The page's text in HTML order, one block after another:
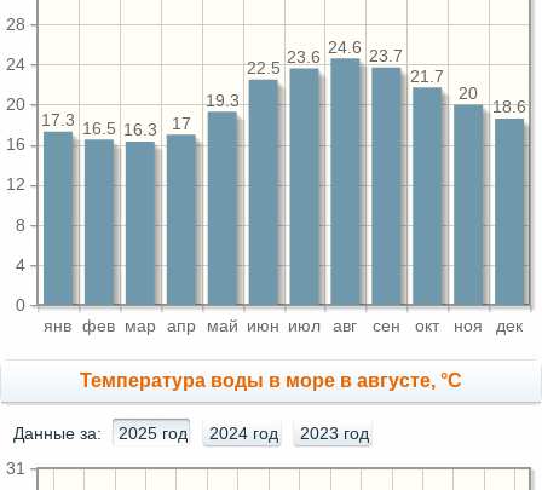
янв фев мар апр май июн июл авг сен окт ноя дек
0
4
8
12
16
20
24
28
18.6
20
21.7
23.7
24.6
23.6
22.5
19.3
17
16.3
16.5
17.3
Температура воды в море в августе, °C
Данные за: 2025 год 2024 год 2023 год
31